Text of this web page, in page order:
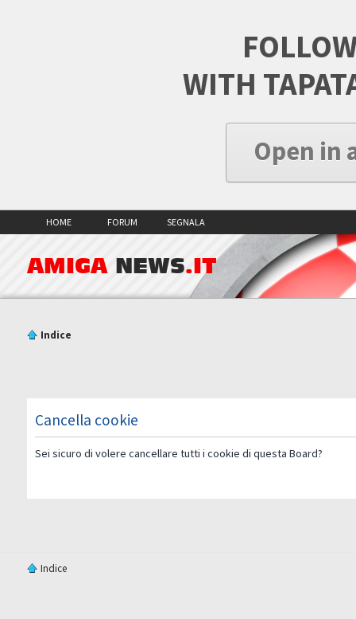
WITH
Open in
HOME FORUM SEGNALA
AMIGA NEWS.IT
Indice
Cancella cookie
Sei sicuro di volere cancellare tutti i cookie di questa Board?
Indice